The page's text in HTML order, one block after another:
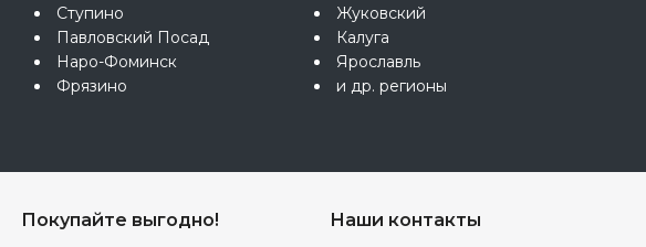
Ступино
Павловский Посад
Наро-Фоминск
Фрязино
Жуковский
Калуга
Ярославль
и др. регионы
Покупайте выгодно! Наши контакты